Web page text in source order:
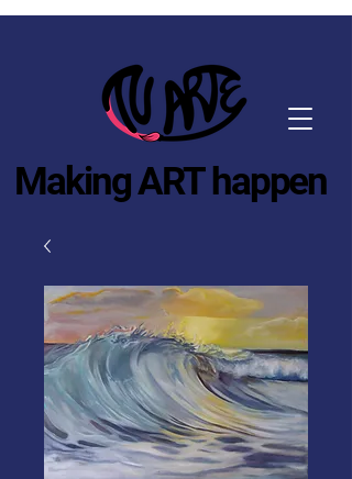
Making ART happen